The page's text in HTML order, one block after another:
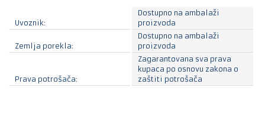
Uvoznik:
Dostupno na ambalaži
proizvoda
Zemlja porekla:
Dostupno na ambalaži
proizvoda
Prava potrošača:
Zagarantovana sva prava
kupaca po osnovu zakona o
zaštiti potrošača